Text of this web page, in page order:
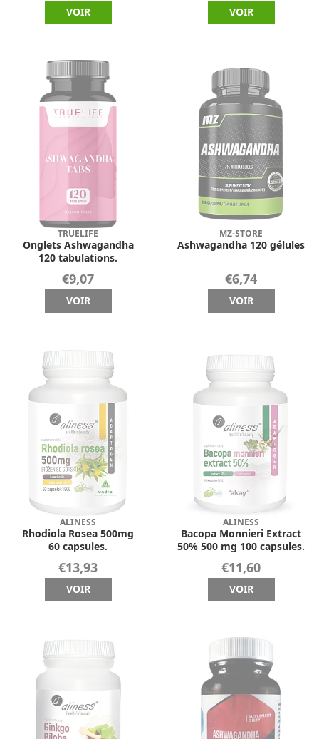
VOIR VOIR
TRUELIFE
Onglets Ashwagandha
120 tabulations.
€9,07
VOIR
MZ-STORE
Ashwagandha 120 gélules
€6,74
VOIR
ALINESS
Rhodiola Rosea 500mg
60 capsules.
€13,93
VOIR
ALINESS
Bacopa Monnieri Extract
50% 500 mg 100 capsules.
€11,60
VOIR